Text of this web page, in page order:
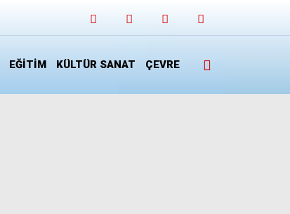
EĞİTİM KÜLTÜR SANAT ÇEVRE